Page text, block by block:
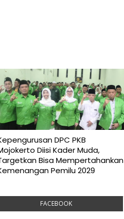
DPC PKB
Diisi Kader Muda,
Bisa Mempertahankan
Pemilu 2029
FACEBOOK